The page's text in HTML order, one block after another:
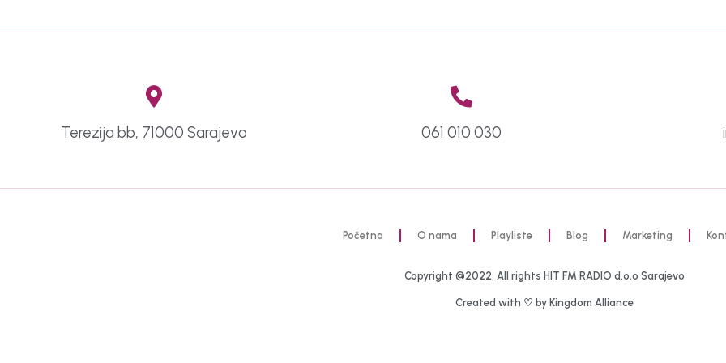
Terezija bb, 71000 Sarajevo 061 010 030
Početna O nama Playliste Blog Marketing
Copyright @2022. All rights HIT FM RADIO d.o.o Sarajevo
Created with ♡ by Kingdom Alliance